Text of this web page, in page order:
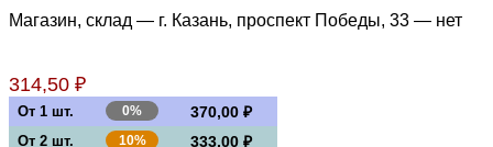
Магазин, склад — г. Казань, проспект Победы, 33 — нет
314,50 ₽
От 1 шт. 0% 370,00 ₽
От 2 шт. 10% 333,00 ₽